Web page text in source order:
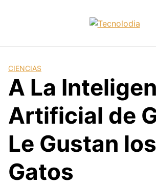
CIENCIAS
A La
Artificial de
Le Gustan los
Gatos